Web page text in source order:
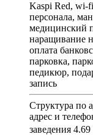
Kaspi Red, wi-
персонала,
медицинский
наращивание
оплата
парковка,
педикюр,
запись
Структура по
адрес и
заведения